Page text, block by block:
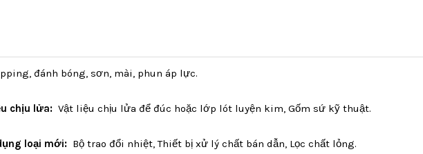
đánh bóng, sơn, mài, phun áp lực.
chịu lửa: Vật liệu chịu lửa để đúc hoặc lớp lót luyện kim, Gốm sứ kỹ thuật.
loại mới: Bộ trao đổi nhiệt, Thiết bị xử lý chất bán dẫn, Lọc chất lỏng.